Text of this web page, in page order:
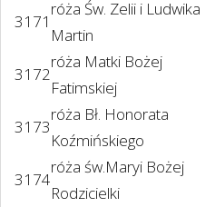
3171
róża Św. Zelii i Ludwika
Martin
3172
róża Matki Bożej
Fatimskiej
3173
róża Bł. Honorata
Koźmińskiego
3174
róża św.Maryi Bożej
Rodzicielki